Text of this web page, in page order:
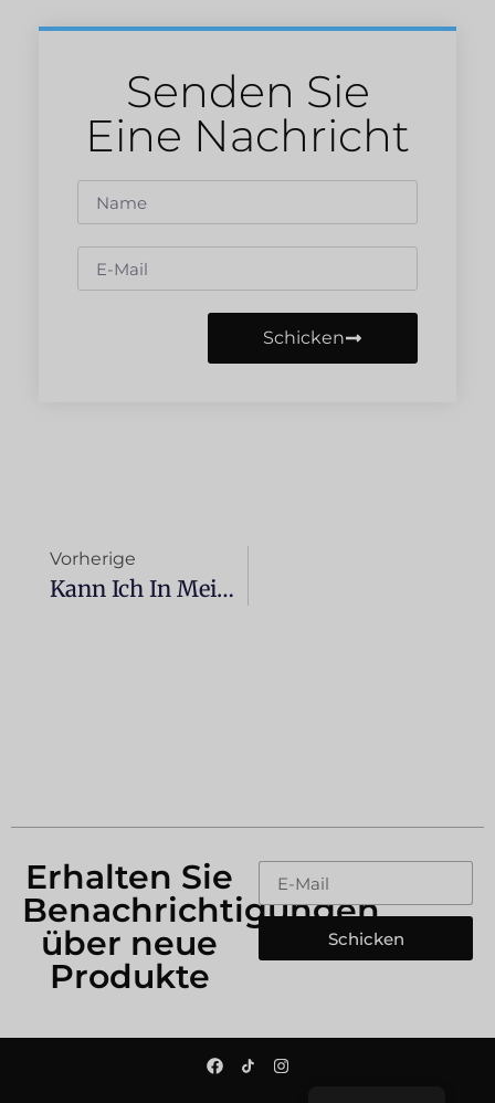
Senden Sie
Eine Nachricht
Schicken
Vorherige
Kann Ich In Meinem Auto LED-Leuchten, Ambientebeleuchtung Oder Neonlichter Einbauen Lassen?
Erhalten Sie
Benachrichtigungen
über neue
Produkte
Schicken